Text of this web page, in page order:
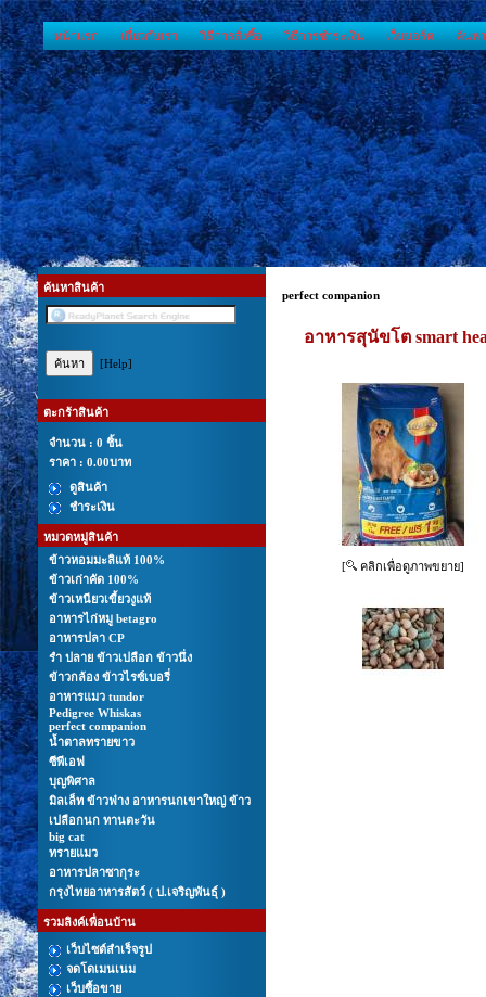
หน้าแรก เกี่ยวกับเรา วิธีการสั่งซื้อ วิธีการชำระเงิน เว็บบอร์ด ค้นห
ค้นหาสินค้า
[Help]
ตะกร้าสินค้า
จำนวน : 0 ชิ้น
ราคา : 0.00บาท
ดูสินค้า
ชำระเงิน
หมวดหมู่สินค้า
ข้าวหอมมะลิแท้ 100%
ข้าวเก่าคัด 100%
ข้าวเหนียวเขี้ยวงูแท้
อาหารไก่หมู betagro
อาหารปลา CP
รํา ปลาย ข้าวเปลือก ข้าวนึ่ง
ข้าวกล้อง ข้าวไรซ์เบอรี่
อาหารแมว tundor
Pedigree Whiskas
perfect companion
นํ้าตาลทรายขาว
ซีพีเอฟ
บุญพิศาล
มิลเล็ท ข้าวฟ่าง อาหารนกเขาใหญ่ ข้าว
เปลือกนก ทานตะวัน
big cat
ทรายแมว
อาหารปลาซากุระ
กรุงไทยอาหารสัตว์ ( ป.เจริญพันธุ์ )
รวมลิงค์เพื่อนบ้าน
เว็บไซต์สำเร็จรูป
จดโดเมนเนม
เว็บซื้อขาย
perfect companion
อาหารสุนัขโต smart
[ คลิกเพื่อดูภาพขยาย]